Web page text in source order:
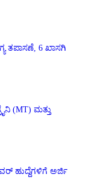
ತಪಾಸಣೆ, 6 ಖಾಸಗಿ
(MT) ಮತ್ತು
ಹುದ್ದೆಗಳಿಗೆ ಅರ್ಜಿ